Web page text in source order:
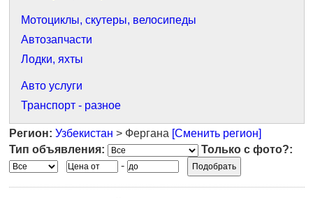
Мотоциклы, скутеры, велосипеды
Автозапчасти
Лодки, яхты
Авто услуги
Транспорт - разное
Регион: Узбекистан > Фергана [Сменить регион]
Тип объявления:
Только с фото?:
-